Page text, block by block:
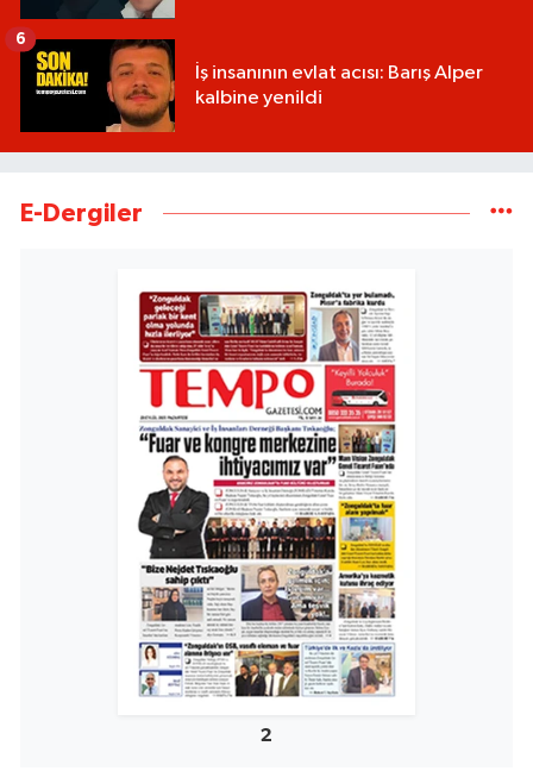
İş insanının evlat acısı: Barış Alper
kalbine yenildi
6
E-Dergiler
2